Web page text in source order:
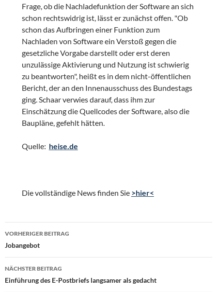
Frage, ob die Nachladefunktion der Software an sich
schon rechtswidrig ist, lässt er zunächst offen. "Ob
schon das Aufbringen einer Funktion zum
Nachladen von Software ein Verstoß gegen die
gesetzliche Vorgabe darstellt oder erst deren
unzulässige Aktivierung und Nutzung ist schwierig
zu beantworten", heißt es in dem nicht-öffentlichen
Bericht, der an den Innenausschuss des Bundestags
ging. Schaar verwies darauf, dass ihm zur
Einschätzung die Quellcodes der Software, also die
Baupläne, gefehlt hätten.
Quelle: heise.de
Die vollständige News finden Sie >hier<
Beitragsnavigation
VORHERIGER BEITRAG
Jobangebot
NÄCHSTER BEITRAG
Einführung des E-Postbriefs langsamer als gedacht